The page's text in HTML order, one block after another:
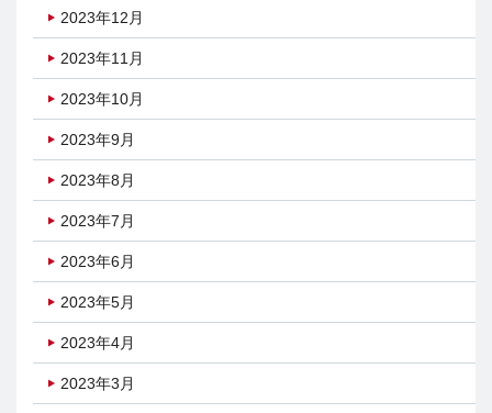
2023年12月
2023年11月
2023年10月
2023年9月
2023年8月
2023年7月
2023年6月
2023年5月
2023年4月
2023年3月